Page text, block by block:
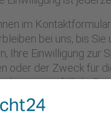
im
bei uns, bis Sie
Ihre Einwilligung zur
oder der Zweck für
entfällt (z. B.
Bearbeitung
gesetzliche